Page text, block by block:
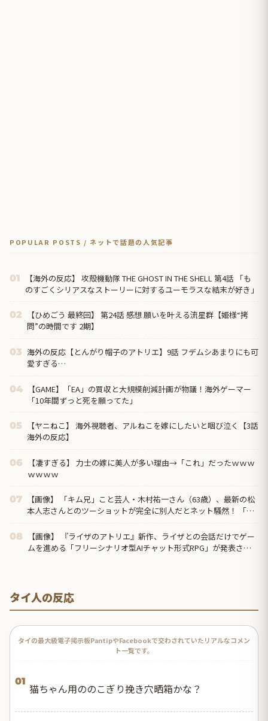
POPULAR POSTS / ネットで話題の人気記事
01
【海外の反応】 攻殻機動隊 THE GHOST IN THE SHELL 第4話 「も
のすごくシリアスなストーリーに対するユーモラスな結末が好き」
02
【ひめごう 最終回】 第24話 感想 願いを叶える流星群【姫様“拷
問”の時間です 2期】
03 海外の反応【とんがり帽子のアトリエ】9話 フデムシあまりにも可
愛すぎる…
04
【GAME】「EA」の買収と大規模削減計画が物議！海外ゲーマー
「10年間ずっと死を願ってた」
05
【ヤニねこ】 海外視聴者、アルねこを嫁にしたいと咽び泣く【3話
海外の反応】
06
【凄すぎる】 力士の嫁に美人が多い理由→「これ」だったｗｗｗ
ｗｗｗｗ
07
【画像】 「キム兄」こと芸人・木村祐一さん（63歳）、最新の松
本人志さんとのツーショットが完全に別人だとネット騒然！ 「マ
08
【画像】 『ライザのアトリエ』新作、ライザとの会話だけでゲー
ムを進める「フリーシナリオ型AIチャット形式RPG」が発表され
タイ人の反応
タイの最大級電子掲示板PantipやFacebookで交わされていたリアルなコメン
ト一覧です。
01
猫ちゃん用ののこぎり挽き穴晒箱かな？